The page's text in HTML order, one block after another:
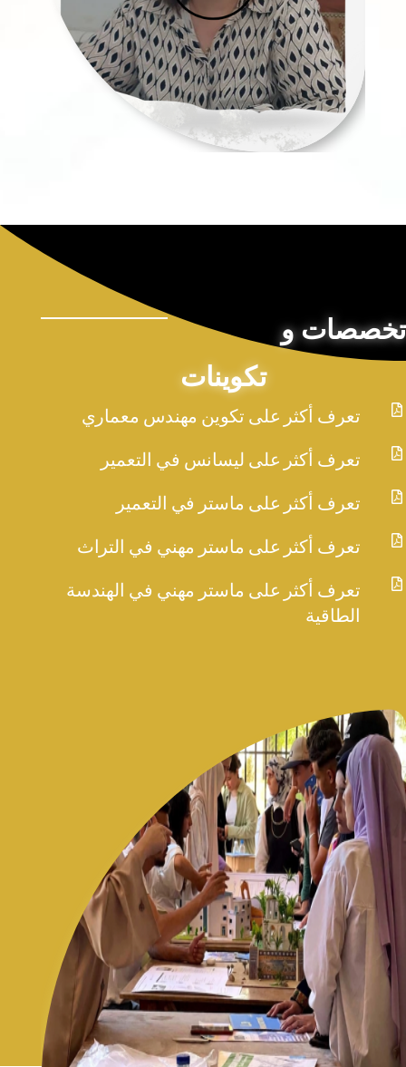
تخصصات و
تكوينات
 تعرف أكثر على تكوين مهندس معماري
 تعرف أكثر على ليسانس في التعمير
 تعرف أكثر على ماستر في التعمير
 تعرف أكثر على ماستر مهني في التراث
 تعرف أكثر على ماستر مهني في الهندسة
الطاقية